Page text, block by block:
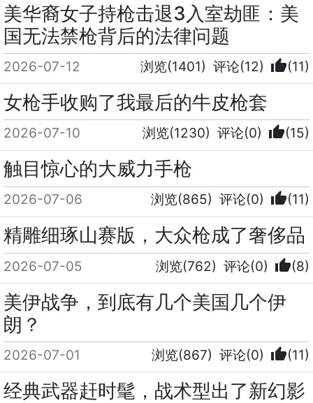
美华裔女子持枪击退3入室劫匪：美
国无法禁枪背后的法律问题
2026-07-12 浏览(1401) 评论(12) thumb_up(11)
女枪手收购了我最后的牛皮枪套
2026-07-10 浏览(1230) 评论(0) thumb_up(15)
触目惊心的大威力手枪
2026-07-06 浏览(865) 评论(0) thumb_up(11)
精雕细琢山赛版，大众枪成了奢侈品
2026-07-05 浏览(762) 评论(0) thumb_up(8)
美伊战争，到底有几个美国几个伊
朗？
2026-07-01 浏览(867) 评论(0) thumb_up(11)
经典武器赶时髦，战术型出了新幻影